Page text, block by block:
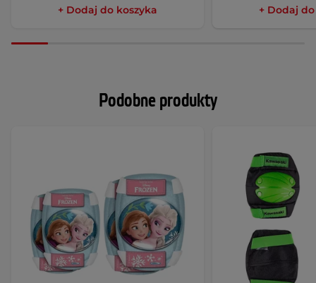
+ Dodaj do koszyka + Dodaj
Podobne produkty